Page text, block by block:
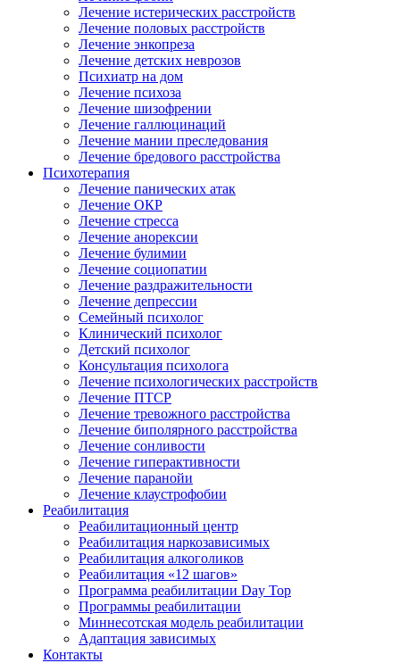
Лечение истерических расстройств
Лечение половых расстройств
Лечение энкопреза
Лечение детских неврозов
Психиатр на дом
Лечение психоза
Лечение шизофрении
Лечение галлюцинаций
Лечение мании преследования
Лечение бредового расстройства
Психотерапия
Лечение панических атак
Лечение ОКР
Лечение стресса
Лечение анорексии
Лечение булимии
Лечение социопатии
Лечение раздражительности
Лечение депрессии
Семейный психолог
Клинический психолог
Детский психолог
Консультация психолога
Лечение психологических расстройств
Лечение ПТСР
Лечение тревожного расстройства
Лечение биполярного расстройства
Лечение сонливости
Лечение гиперактивности
Лечение паранойи
Лечение клаустрофобии
Реабилитация
Реабилитационный центр
Реабилитация наркозависимых
Реабилитация алкоголиков
Реабилитация «12 шагов»
Программа реабилитации Day Top
Программы реабилитации
Миннесотская модель реабилитации
Адаптация зависимых
Контакты